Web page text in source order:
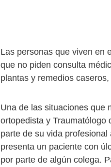
Las personas que viven en
que no piden consulta
plantas y remedios
Una de las situaciones que
ortopedista y Traumatólogo
parte de su vida
presenta un paciente con
por parte de algún colega.